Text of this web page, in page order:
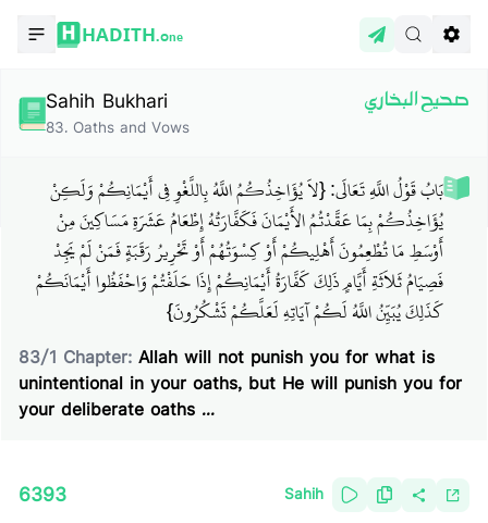
HADITH.One
Sahih Bukhari
83. Oaths and Vows
صحيح البخاري
بَابُ قَوْلُ اللَّهِ تَعَالَى: {لاَ يُؤَاخِذُكُمُ اللَّهُ بِاللَّغْوِ فِي أَيْمَانِكُمْ وَلَكِنْ
يُؤَاخِذُكُمْ بِمَا عَقَّدْتُمُ الأَيْمَانَ فَكَفَّارَتُهُ إِطْعَامُ عَشَرَةِ مَسَاكِينَ مِنْ
أَوْسَطِ مَا تُطْعِمُونَ أَهْلِيكُمْ أَوْ كِسْوَتُهُمْ أَوْ تَحْرِيرُ رَقَبَةٍ فَمَنْ لَمْ يَجِدْ
فَصِيَامُ ثَلاَثَةِ أَيَّامٍ ذَلِكَ كَفَّارَةُ أَيْمَانِكُمْ إِذَا حَلَفْتُمْ وَاحْفَظُوا أَيْمَانَكُمْ
كَذَلِكَ يُبَيِّنُ اللَّهُ لَكُمْ آيَاتِهِ لَعَلَّكُمْ تَشْكُرُونَ}
83/1 Chapter: Allah will not punish you for what is
unintentional in your oaths, but He will punish you for
your deliberate oaths ...
6393 Sahih